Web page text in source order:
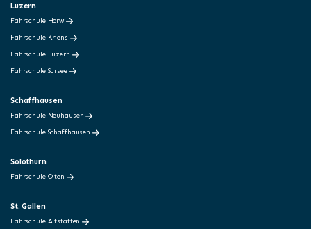
Luzern
Fahrschule Horw
Fahrschule Kriens
Fahrschule Luzern
Fahrschule Sursee
Schaffhausen
Fahrschule Neuhausen
Fahrschule Schaffhausen
Solothurn
Fahrschule Olten
St. Gallen
Fahrschule Altstätten